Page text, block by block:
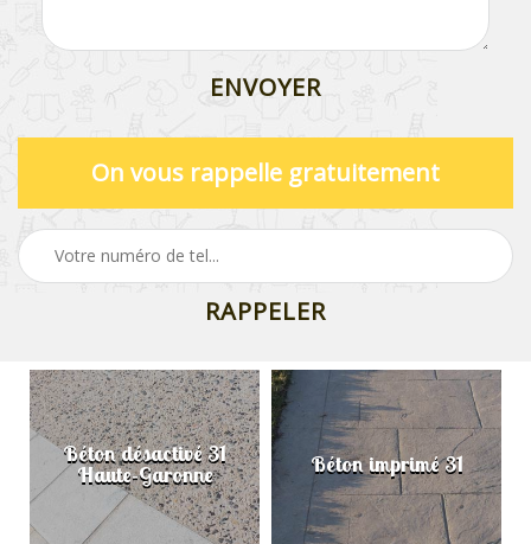
On vous rappelle gratuitement
Béton désactivé 31
Haute-Garonne Béton imprimé 31